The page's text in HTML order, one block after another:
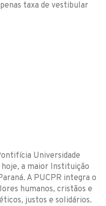
taxa de vestibular
Universidade
a maior Instituição
A PUCPR integra o
humanos, cristãos e
justos e solidários.